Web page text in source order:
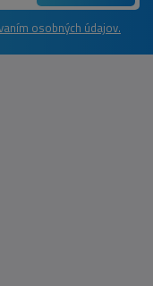
osobných údajov.